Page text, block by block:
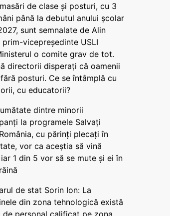
de clase și posturi, cu 3
până la debutul anului școlar
sunt semnalate de Alin
prim-vicepreședinte USLI
o comite grav de tot.
directorii disperați că oamenii
posturi. Ce se întâmplă cu
cu educatorii?
dintre minorii
la programele Salvați
cu părinți plecați în
vor ca aceștia să vină
1 din 5 vor să se mute și ei în
de stat Sorin Ion: La
din zona tehnologică există
de personal calificat pe zona